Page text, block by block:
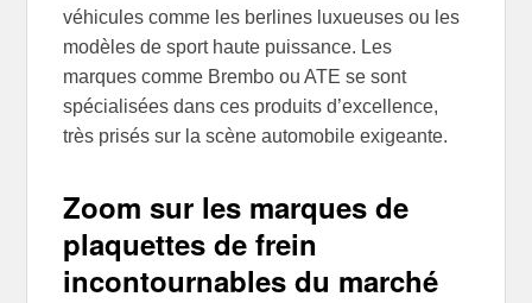
véhicules comme les berlines luxueuses ou les
modèles de sport haute puissance. Les
marques comme Brembo ou ATE se sont
spécialisées dans ces produits d’excellence,
très prisés sur la scène automobile exigeante.
Zoom sur les marques de
plaquettes de frein
incontournables du marché